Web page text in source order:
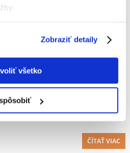
Zobraziť detaily
všetko
čo potrebujete vedieť
zvláštne emócie. Niektorí
by toto múdre zviera pod svoju
je príbeh potkanov, aké majú
ČÍTAŤ VIAC